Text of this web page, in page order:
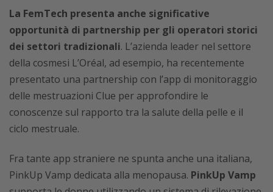
La FemTech presenta anche significative
opportunità di partnership per gli operatori storici
dei settori tradizionali. L’azienda leader nel settore
della cosmesi L’Oréal, ad esempio, ha recentemente
presentato una partnership con l’app di monitoraggio
delle mestruazioni Clue per approfondire le
conoscenze sul rapporto tra la salute della pelle e il
ciclo mestruale.
Fra tante app straniere ne spunta anche una italiana,
PinkUp Vamp dedicata alla menopausa. PinkUp Vamp